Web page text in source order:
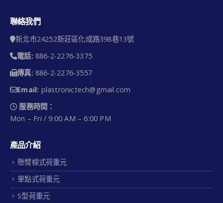
聯絡我們
新北市24252新莊區化成路398巷13號
電話: 886-2-2276-3375
傳真: 886-2-2276-3557
Email: plastronictech@gmail.com
服務時間：
Mon – Fri / 9:00 AM – 6:00 PM
產品介紹
懸臂樑式荷重元
單點式荷重元
S型荷重元